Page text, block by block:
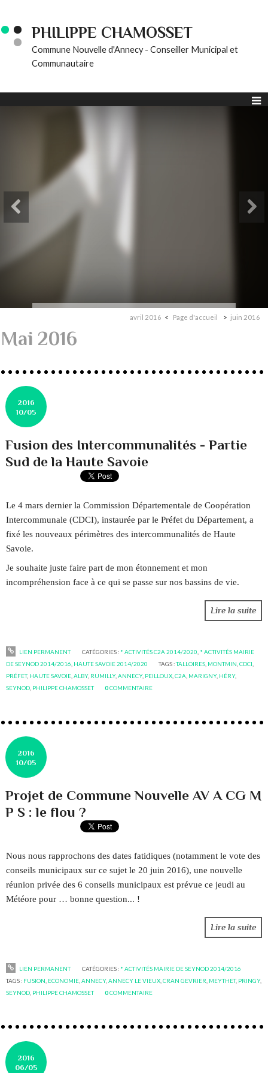
PHILIPPE CHAMOSSET
Commune Nouvelle d'Annecy - Conseiller Municipal et
Communautaire
avril 2016 Page d'accueil juin 2016
Mai 2016
2016
10/05
Fusion des Intercommunalités - Partie
Sud de la Haute Savoie
Le 4 mars dernier la Commission Départementale de Coopération
Intercommunale (CDCI), instaurée par le Préfet du Département, a
fixé les nouveaux périmètres des intercommunalités de Haute
Savoie.
Je souhaite juste faire part de mon étonnement et mon
incompréhension face à ce qui se passe sur nos bassins de vie.
Lire la suite
LIEN PERMANENT CATÉGORIES : * ACTIVITÉS C2A 2014/2020 * ACTIVITÉS MAIRIE
DE SEYNOD 2014/2016 HAUTE SAVOIE 2014/2020 TAGS :TALLOIRES MONTMIN ,CDCI
PRÉFET, HAUTE SAVOIE ,ALBY, RUMILLY,ANNECY, PEILLOUX ,C2A MARIGNY, HÉRY,
SEYNOD PHILIPPE CHAMOSSET 0COMMENTAIRE
2016
10/05
Projet de Commune Nouvelle AV A CG M
P S : le flou ?
Nous nous rapprochons des dates fatidiques (notamment le vote des
conseils municipaux sur ce sujet le 20 juin 2016), une nouvelle
réunion privée des 6 conseils municipaux est prévue ce jeudi au
Météore pour … bonne question... !
Lire la suite
LIEN PERMANENT CATÉGORIES : * ACTIVITÉS MAIRIE DE SEYNOD 2014/2016
TAGS : FUSION ECONOMIE ,ANNECY,ANNECY LE VIEUX ,CRAN GEVRIER MEYTHET, PRINGY,
SEYNOD PHILIPPE CHAMOSSET 0COMMENTAIRE
2016
06/05